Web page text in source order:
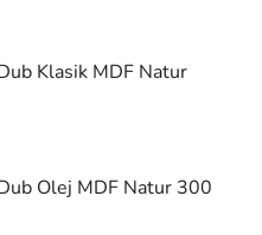
Klasik MDF Natur
Olej MDF Natur 300